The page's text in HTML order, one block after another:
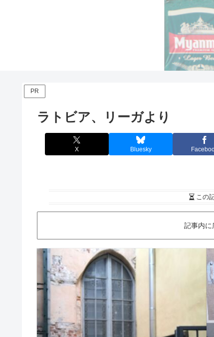
PR
ラトビア、リーガより
X Bluesky
この
記事内に